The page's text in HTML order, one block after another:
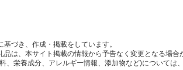
づき、作成・掲載をしています。
は、本サイト掲載の情報から予告なく変更となる場合
栄養成分、アレルギー情報、添加物など)については